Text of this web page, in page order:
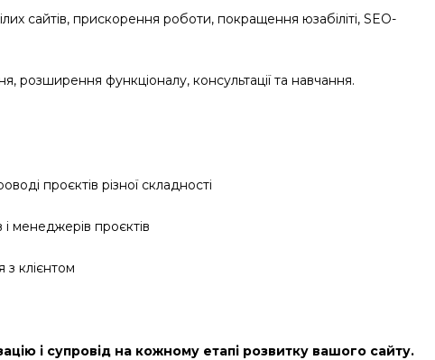
сайтів, прискорення роботи, покращення юзабіліті, SEO-
розширення функціоналу, консультації та навчання.
проєктів різної складності
менеджерів проєктів
з клієнтом
і супровід на кожному етапі розвитку вашого сайту.